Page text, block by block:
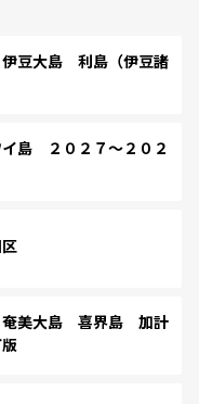
豆大島 利島（伊豆諸
島 ２０２７～２０２
美大島 喜界島 加計